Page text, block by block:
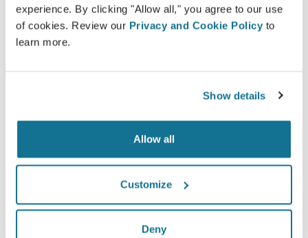
experience. By clicking "Allow all," you agree to our use
of cookies. Review our Privacy and Cookie Policy to
learn more.
Show details
Allow all
Customize
Deny
ระหว่าง คุณหมอและคนไข้. เป็น platform ที่ช่วยพัฒนา
ความสัมพันธ์ระหว่างกันและกัน
แจ้งให้ทราบ
Crisalix ช่วยให้การศึกษาถึงผลของการผ่าตัดง่ายขึ้น
โดยการใช้แบบจำลอง 3D จากร่างกายของพวกเขาเอง